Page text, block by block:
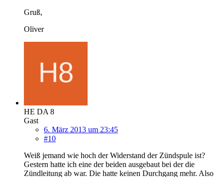
Gruß,
Oliver
HE DA 8
Gast
6. März 2013 um 23:45
#10
Weiß jemand wie hoch der Widerstand der Zündspule ist?
Gestern hatte ich eine der beiden ausgebaut bei der die
Zündleitung ab war. Die hatte keinen Durchgang mehr. Also